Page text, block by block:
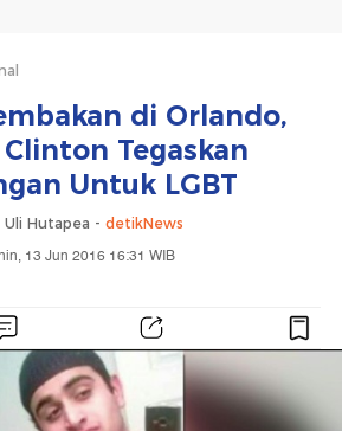
di Orlando,
Tegaskan
Untuk LGBT
Uli Hutapea - detikNews
13 Jun 2016 16:31 WIB